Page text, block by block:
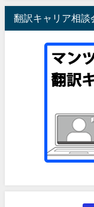
翻訳キャリア相談